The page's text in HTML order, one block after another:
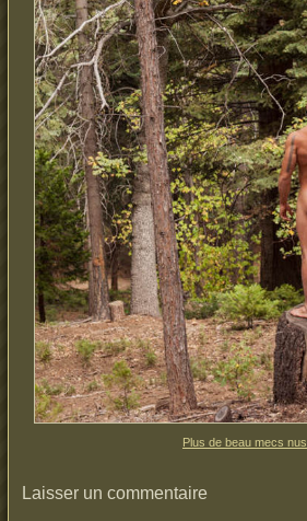
Plus de beau mecs nus
Laisser un commentaire